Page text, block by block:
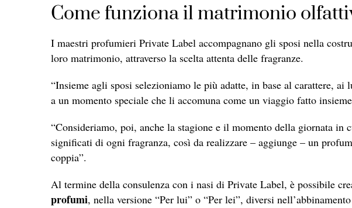
Come funziona il matrimonio
I maestri profumieri Private Label accompagnano gli sposi nella
loro matrimonio, attraverso la scelta attenta delle fragranze.
“Insieme agli sposi selezioniamo le più adatte, in base al carattere,
a un momento speciale che li accomuna come un viaggio fatto
“Consideriamo, poi, anche la stagione e il momento della giornata in
significati di ogni fragranza, così da realizzare – aggiunge – un
coppia”.
Al termine della consulenza con i nasi di Private Label, è possibile
profumi, nella versione “Per lui” o “Per lei”, diversi